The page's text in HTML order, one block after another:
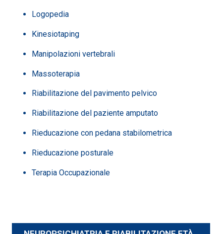
Logopedia
Kinesiotaping
Manipolazioni vertebrali
Massoterapia
Riabilitazione del pavimento pelvico
Riabilitazione del paziente amputato
Rieducazione con pedana stabilometrica
Rieducazione posturale
Terapia Occupazionale